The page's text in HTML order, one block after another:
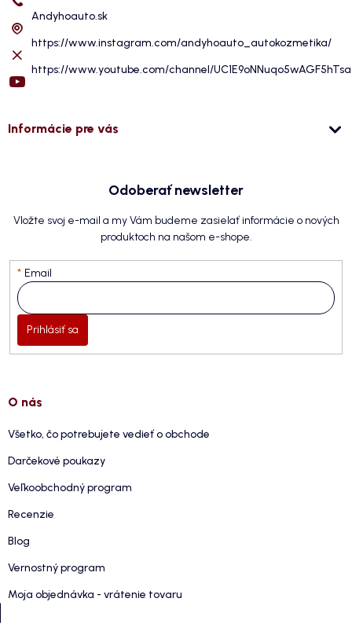
Andyhoauto.sk
https://www.instagram.com/andyhoauto_autokozmetika/
https://www.youtube.com/channel/
Informácie pre vás
Odoberať newsletter
Vložte svoj e-mail a my Vám budeme zasielať informácie o nových
produktoch na našom e-shope.
Email
Prihlásiť sa
O nás
Všetko, čo potrebujete vedieť o obchode
Darčekové poukazy
Veľkoobchodný program
Recenzie
Blog
Vernostný program
Moja objednávka - vrátenie tovaru